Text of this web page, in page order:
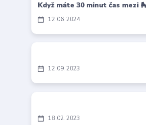
12 06 2024
Když máte 30 minut čas mezi
12 09 2023
18 02 2023